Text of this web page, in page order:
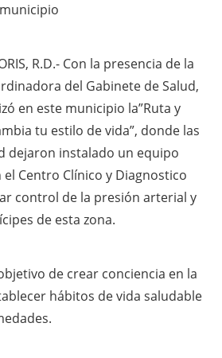
R.D.- Con la presencia de la
del Gabinete de Salud,
en este municipio la”Ruta y
tu estilo de vida”, donde las
dejaron instalado un equipo
Centro Clínico y Diagnostico
control de la presión arterial y
de esta zona.
de crear conciencia en la
hábitos de vida saludable